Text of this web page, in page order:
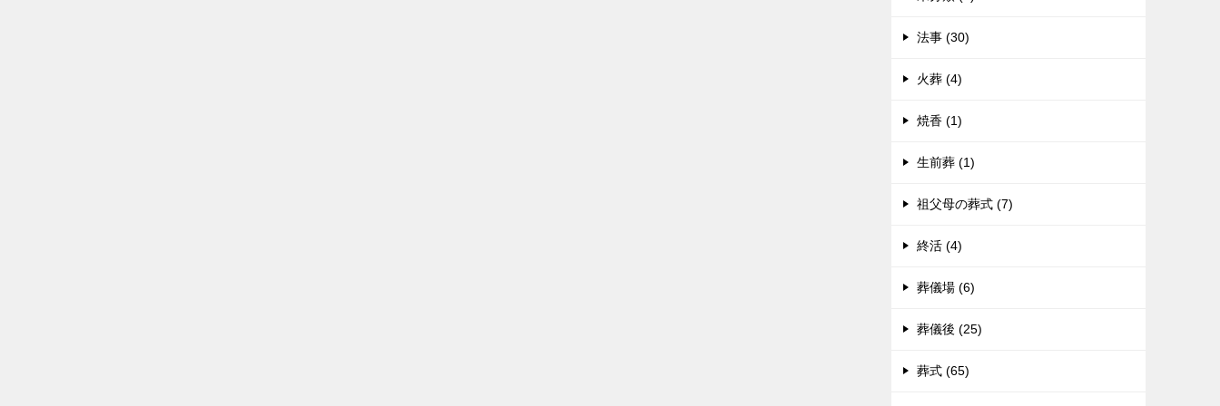
法事 (30)
火葬 (4)
焼香 (1)
生前葬 (1)
祖父母の葬式 (7)
終活 (4)
葬儀場 (6)
葬儀後 (25)
葬式 (65)